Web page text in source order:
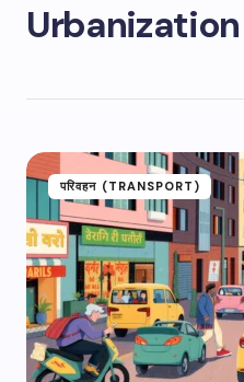
Urbanization
परिवहन (TRANSPORT)